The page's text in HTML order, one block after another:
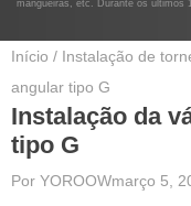
mangueiras, etc. Durante os últimos
Início / Instalação de
angular tipo G
Instalação da
tipo G
Por YOROOWmarço 5,